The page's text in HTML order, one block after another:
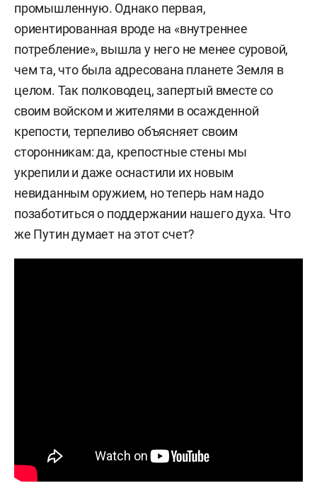
промышленную. Однако первая,
ориентированная вроде на «внутреннее
потребление», вышла у него не менее суровой,
чем та, что была адресована планете Земля в
целом. Так полководец, запертый вместе со
своим войском и жителями в осажденной
крепости, терпеливо объясняет своим
сторонникам: да, крепостные стены мы
укрепили и даже оснастили их новым
невиданным оружием, но теперь нам надо
позаботиться о поддержании нашего духа. Что
же Путин думает на этот счет?